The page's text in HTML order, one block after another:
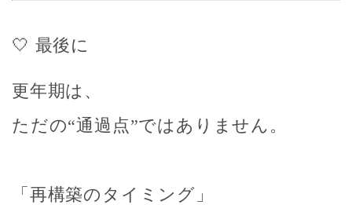
🤍 最後に
更年期は、
ただの“通過点”ではありません。
「再構築のタイミング」